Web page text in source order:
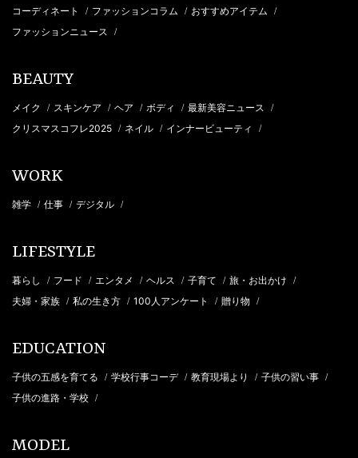
コーディネート / ファッションコラム / おすすめアイテム /
ファッションニュース /
BEAUTY
メイク / スキンケア / ヘア / ボディ / 最新美容ニュース /
クリスマスコフレ2025 / ネイル / インナービューティ /
WORK
雑学 / 仕事 / デジタル /
LIFESTYLE
暮らし / フード / エンタメ / ヘルス / 子育て / 旅・お出かけ /
夫婦・家族 / 私の生き方 / 100人アンケート / 贈り物 /
EDUCATION
子供の五感を育てる / 学校行事コーデ / 教育現場より / 子供の習い事 /
子供の進路・学校 /
MODEL